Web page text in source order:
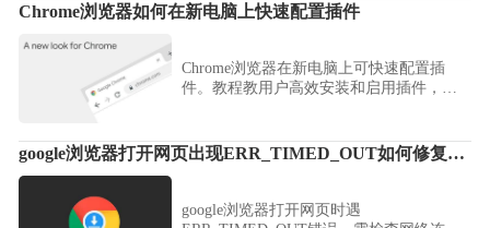
Chrome浏览器如何在新电脑上快速配置插件
Chrome浏览器在新电脑上可快速配置插
件。教程教用户高效安装和启用插件，提
google浏览器打开网页出现ERR_TIMED_OUT如何修复连接问题
google浏览器打开网页时遇